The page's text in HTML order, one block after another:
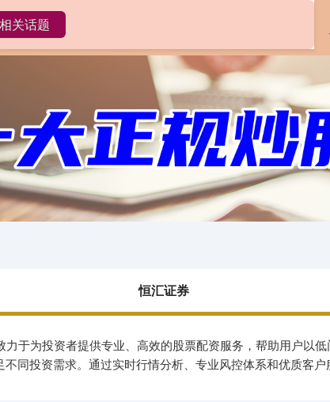
证券
恒汇证券
于为投资者提供专业、高效的股票配资服务，帮助用户以
同投资需求。通过实时行情分析、专业风控体系和优质客
关话题